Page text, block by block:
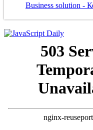
Business solution -